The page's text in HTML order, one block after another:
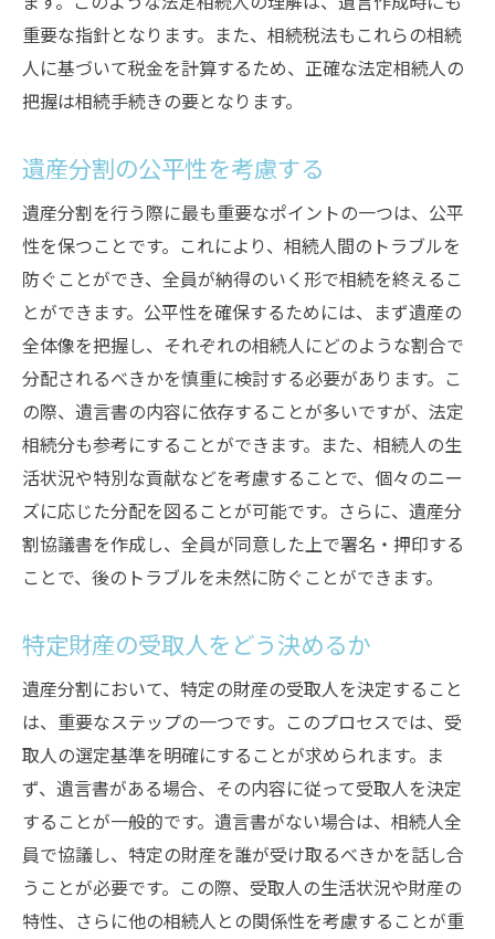
重要な指針となります。また、相続税法もこれらの相続
人に基づいて税金を計算するため、正確な法定相続人の
把握は相続手続きの要となります。
遺産分割の公平性を考慮する
遺産分割を行う際に最も重要なポイントの一つは、公平
性を保つことです。これにより、相続人間のトラブルを
防ぐことができ、全員が納得のいく形で相続を終えるこ
とができます。公平性を確保するためには、まず遺産の
全体像を把握し、それぞれの相続人にどのような割合で
分配されるべきかを慎重に検討する必要があります。こ
の際、遺言書の内容に依存することが多いですが、法定
相続分も参考にすることができます。また、相続人の生
活状況や特別な貢献などを考慮することで、個々のニー
ズに応じた分配を図ることが可能です。さらに、遺産分
割協議書を作成し、全員が同意した上で署名・押印する
ことで、後のトラブルを未然に防ぐことができます。
特定財産の受取人をどう決めるか
遺産分割において、特定の財産の受取人を決定すること
は、重要なステップの一つです。このプロセスでは、受
取人の選定基準を明確にすることが求められます。ま
ず、遺言書がある場合、その内容に従って受取人を決定
することが一般的です。遺言書がない場合は、相続人全
員で協議し、特定の財産を誰が受け取るべきかを話し合
うことが必要です。この際、受取人の生活状況や財産の
特性、さらに他の相続人との関係性を考慮することが重